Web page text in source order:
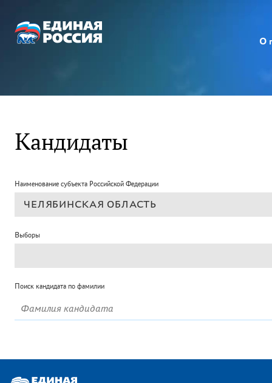
О
Кандидаты
Наименование субъекта Российской Федерации
Выборы
Поиск кандидата по фамилии